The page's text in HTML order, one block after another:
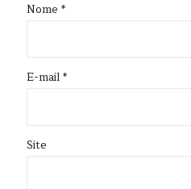
Nome *
E-mail*
Site